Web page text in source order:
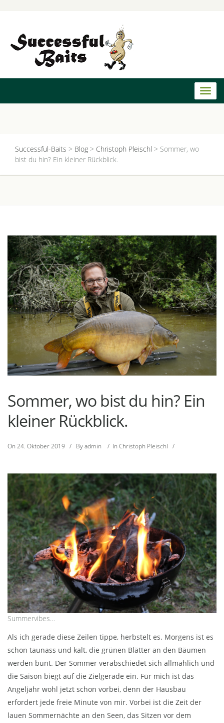
Successful-Baits > Blog > Christoph Pleischl > Sommer, wo
bist du hin? Ein kleiner Rückblick.
Sommer, wo bist du hin? Ein
kleiner Rückblick.
On 24. Oktober 2019 / Byadmin / In Christoph Pleischl /
Summervibes…
Als ich gerade diese Zeilen tippe, herbstelt es. Morgens ist es
schon taunass und kalt, die grünen Blätter an den Bäumen
werden bunt. Der Sommer verabschiedet sich allmählich und
die Saison biegt auf die Zielgerade ein. Für mich ist das
Angeljahr wohl jetzt schon vorbei, denn der Hausbau
erfordert jede freie Minute von mir. Vorbei ist die Zeit der
lauen Sommernächte an den Seen, das Sitzen vor dem